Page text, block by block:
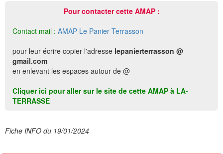
Pour contacter cette AMAP :
Contact mail : AMAP Le Panier Terrasson
pour leur écrire copier l'adresse lepanierterrasson @
gmail.com
en enlevant les espaces autour de @
Cliquer ici pour aller sur le site de cette AMAP à LA-
TERRASSE
Fiche INFO du 19/01/2024